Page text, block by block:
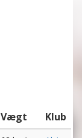
Vægt Klub